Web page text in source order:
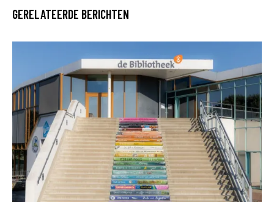
GERELATEERDE BERICHTEN